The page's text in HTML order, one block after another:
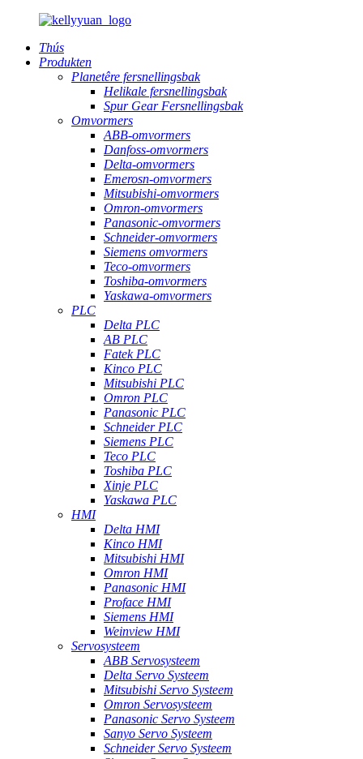
Thús
Produkten
Planetêre fersnellingsbak
Helikale fersnellingsbak
Spur Gear Fersnellingsbak
Omvormers
ABB-omvormers
Danfoss-omvormers
Delta-omvormers
Emerosn-omvormers
Mitsubishi-omvormers
Omron-omvormers
Panasonic-omvormers
Schneider-omvormers
Siemens omvormers
Teco-omvormers
Toshiba-omvormers
Yaskawa-omvormers
PLC
Delta PLC
AB PLC
Fatek PLC
Kinco PLC
Mitsubishi PLC
Omron PLC
Panasonic PLC
Schneider PLC
Siemens PLC
Teco PLC
Toshiba PLC
Xinje PLC
Yaskawa PLC
HMI
Delta HMI
Kinco HMI
Mitsubishi HMI
Omron HMI
Panasonic HMI
Proface HMI
Siemens HMI
Weinview HMI
Servosysteem
ABB Servosysteem
Delta Servo Systeem
Mitsubishi Servo Systeem
Omron Servosysteem
Panasonic Servo Systeem
Sanyo Servo Systeem
Schneider Servo Systeem